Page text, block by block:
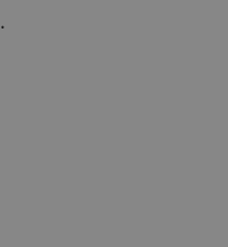
nas odpowiedzi
nie
do ich danych.